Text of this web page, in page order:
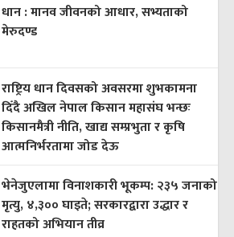
धान : मानव जीवनको आधार, सभ्यताको
मेरुदण्ड
राष्ट्रिय धान दिवसको अवसरमा शुभकामना
दिँदै अखिल नेपाल किसान महासंघ भन्छः
किसानमैत्री नीति, खाद्य सम्प्रभुता र कृषि
आत्मनिर्भरतामा जोड देऊ
भेनेजुएलामा विनाशकारी भूकम्प: २३५ जनाको
मृत्यु, ४,३०० घाइते; सरकारद्वारा उद्धार र
राहतको अभियान तीव्र